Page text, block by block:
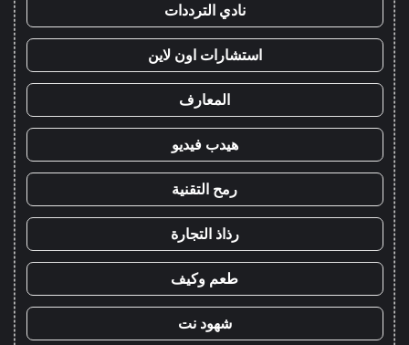
نادي الترددات
استشارات اون لاين
المعارف
هيدب فيديو
رمح التقنية
رذاذ التجارة
طعم وكيف
شهود نت